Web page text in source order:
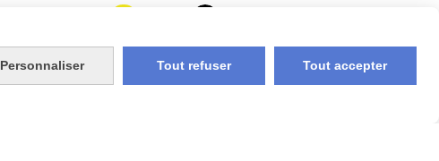
Personnaliser Tout refuser Tout accepter